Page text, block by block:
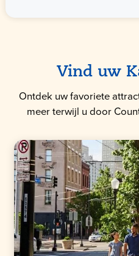
Vind uw
Ontdek uw favoriete
meer terwijl u door